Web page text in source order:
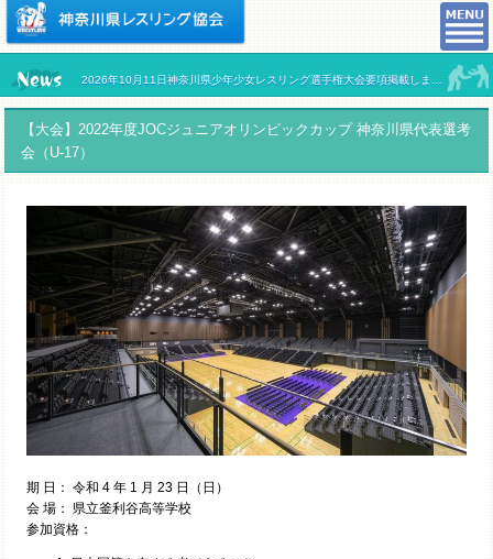
【大会】2022年度JOCジュニアオリンピックカップ 神奈川県代表選考
会（U-17）
期 日： 令和 4 年 1 月 23 日（日）
会 場： 県立釜利谷高等学校
参加資格：